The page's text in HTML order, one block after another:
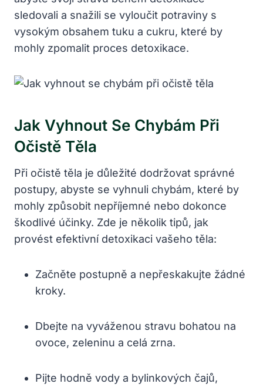
sledovali a ‌snažili​ se vyloučit potraviny ​s
vysokým ⁤obsahem tuku a cukru, ⁣které by
mohly zpomalit proces detoxikace.
Jak Vyhnout Se Chybám​ Při
Očistě Těla
Při ‌očistě těla je důležité dodržovat správné
⁢postupy, ‍abyste se vyhnuli⁣ chybám,​ které by
mohly způsobit nepříjemné nebo dokonce
⁤škodlivé účinky. Zde‌ je několik tipů, jak
⁣provést efektivní‌ detoxikaci vašeho těla:
Začněte postupně​ a nepřeskakujte žádné ​
kroky.
Dbejte ‌na ‍vyváženou⁤ stravu bohatou na
⁤ovoce, zeleninu a celá zrna.
Pijte hodně vody a bylinkových čajů,